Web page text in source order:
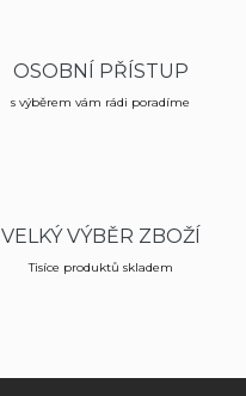
OSOBNÍ PŘÍSTUP
s výběrem vám rádi poradíme
VELKÝ VÝBĚR ZBOŽÍ
Tisíce produktů skladem